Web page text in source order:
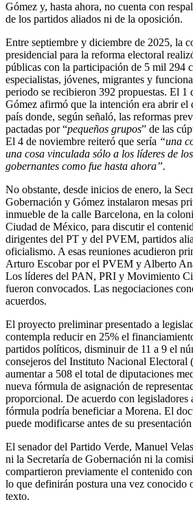
Gómez y, hasta ahora, no cuenta con
de los partidos aliados ni de la oposición.
Entre septiembre y diciembre de 2025, la
presidencial para la reforma electoral
públicas con la participación de 5 mil 294
especialistas, jóvenes, migrantes y
periodo se recibieron 392 propuestas. El 1
Gómez afirmó que la intención era abrir el
país donde, según señaló, las reformas
pactadas por “pequeños grupos” de las
El 4 de noviembre reiteró que sería “una
una cosa vinculada sólo a los líderes de
gobernantes como fue hasta ahora”.
No obstante, desde inicios de enero, la
Gobernación y Gómez instalaron mesas
inmueble de la calle Barcelona, en la
Ciudad de México, para discutir el
dirigentes del PT y del PVEM, partidos
oficialismo. A esas reuniones acudieron
Arturo Escobar por el PVEM y Alberto
Los líderes del PAN, PRI y Movimiento
fueron convocados. Las negociaciones
acuerdos.
El proyecto preliminar presentado a
contempla reducir en 25% el
partidos políticos, disminuir de 11 a 9 el
consejeros del Instituto Nacional Electoral
aumentar a 508 el total de diputaciones
nueva fórmula de asignación de
proporcional. De acuerdo con legisladores
fórmula podría beneficiar a Morena. El
puede modificarse antes de su
El senador del Partido Verde, Manuel
ni la Secretaría de Gobernación ni la
compartieron previamente el contenido
lo que definirán postura una vez conocido
texto.